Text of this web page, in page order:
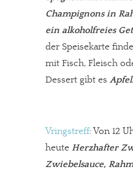
Champignons in
ein alkoholfreies
der Speisekarte
mit Fisch, Fleisch
Dessert gibt es
Vringstreff: Von 12
heute Herzhafter
Zwiebelsauce,